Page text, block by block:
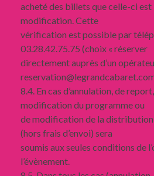
acheté des billets que celle-ci est
modification. Cette
vérification est possible par
03.28.42.75.75 (choix « réserver
directement auprès d’un
8.4. En cas d’annulation, de
modification du programme ou
de modification de la
(hors frais d’envoi) sera
soumis aux seules conditions de
l’évènement.